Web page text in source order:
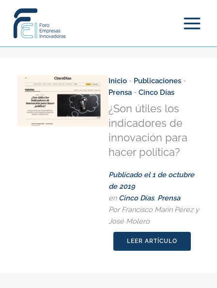
contenido
Inicio - Publicaciones -
Prensa - Cinco Días
¿Son útiles los
indicadores de
innovación para
hacer política?
Publicado el 1 de octubre
de 2019
en Cinco Días, Prensa
Por Francisco Marín Pérez y
José Molero
LEER ARTÍCULO